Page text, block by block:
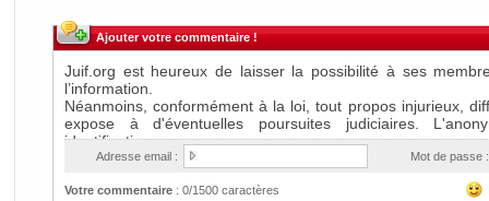
Ajouter votre commentaire !
Adresse email : Mot de passe :
Votre commentaire: 0/1500 caractères